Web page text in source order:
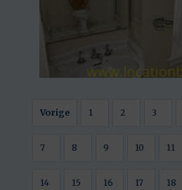
Vorige 1 2 3
7 8 9 10 11
14 15 16 17 18